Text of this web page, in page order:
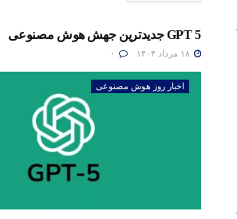
GPT 5 جدیدترین جهش هوش مصنوعی
اخبار روز هوش مصنوعی